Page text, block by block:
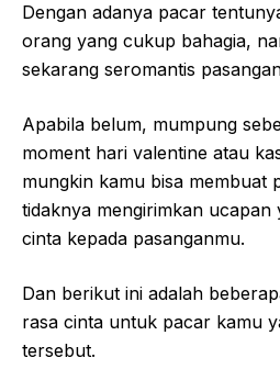
Dengan adanya pacar
orang yang cukup bahagia,
sekarang seromantis
Apabila belum, mumpung
moment hari valentine atau
mungkin kamu bisa membuat
tidaknya mengirimkan
cinta kepada pasanganmu.
Dan berikut ini adalah
rasa cinta untuk pacar kamu
tersebut.